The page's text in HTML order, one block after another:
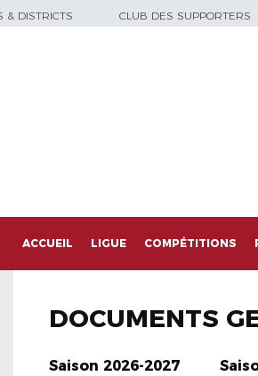
& DISTRICTS CLUB DES SUPPORTERS
ACCUEIL LIGUE COMPÉTITIONS
DOCUMENTS
Saison 2026-2027